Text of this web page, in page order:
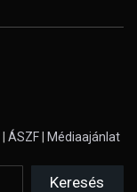
ÁSZF Médiaajánlat